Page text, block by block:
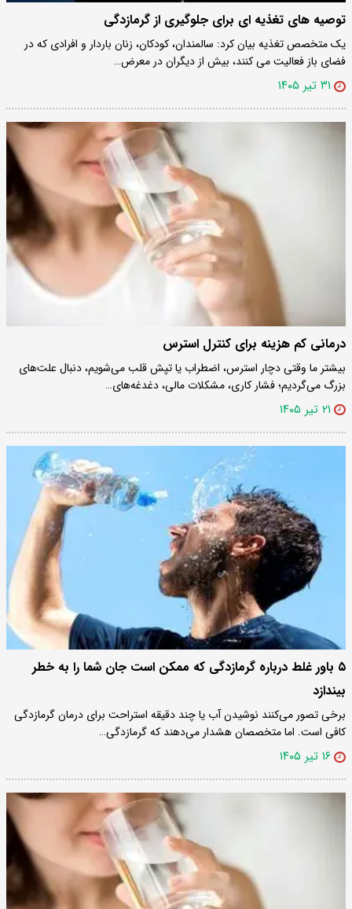
توصیه های تغذیه ای برای جلوگیری از گرمازدگی
یک متخصص تغذیه بیان کرد: سالمندان، کودکان، زنان باردار و افرادی که در
فضای باز فعالیت می کنند، بیش از دیگران در معرض…
۳۱ تیر ۱۴۰۵
درمانی کم هزینه برای کنترل استرس
بیشتر ما وقتی دچار استرس، اضطراب یا تپش قلب می‌شویم، دنبال علت‌های
بزرگ می‌گردیم؛ فشار کاری، مشکلات مالی، دغدغه‌های…
۲۱ تیر ۱۴۰۵
۵ باور غلط درباره گرمازدگی که ممکن است جان شما را به خطر
بیندازد
برخی تصور می‌کنند نوشیدن آب یا چند دقیقه استراحت برای درمان گرمازدگی
کافی است. اما متخصصان هشدار می‌دهند که گرمازدگی…
۱۶ تیر ۱۴۰۵